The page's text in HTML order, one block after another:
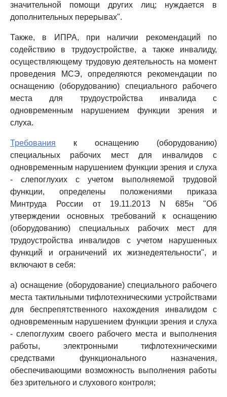
значительной помощи других лиц; нуждается в
дополнительных перерывах".
Также, в ИПРА, при наличии рекомендаций по
содействию в трудоустройстве, а также инвалиду,
осуществляющему трудовую деятельность на момент
проведения МСЭ, определяются рекомендации по
оснащению (оборудованию) специального рабочего
места для трудоустройства инвалида с
одновременным нарушением функции зрения и
слуха.
Требования к оснащению (оборудованию)
специальных рабочих мест для инвалидов с
одновременным нарушением функции зрения и слуха
- слепоглухих с учетом выполняемой трудовой
функции, определены положениями приказа
Минтруда России от 19.11.2013 N 685н "Об
утверждении основных требований к оснащению
(оборудованию) специальных рабочих мест для
трудоустройства инвалидов с учетом нарушенных
функций и ограничений их жизнедеятельности", и
включают в себя:
а) оснащение (оборудование) специального рабочего
места тактильными тифлотехническими устройствами
для беспрепятственного нахождения инвалидом с
одновременным нарушением функции зрения и слуха
- слепоглухим своего рабочего места и выполнения
работы, электронными тифлотехническими
средствами функционального назначения,
обеспечивающими возможность выполнения работы
без зрительного и слухового контроля;